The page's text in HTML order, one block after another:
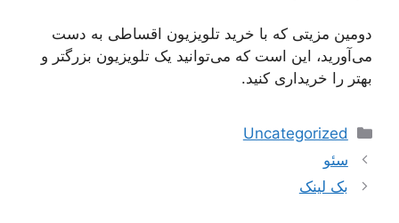
دومین مزیتی که با خرید تلویزیون اقساطی به دست
می‌آورید، این است که می‌توانید یک تلویزیون بزرگتر و
بهتر را خریداری کنید.
دسته‌ها
Uncategorized
ناوبری
نوشته‌ها
سئو
بک لینک